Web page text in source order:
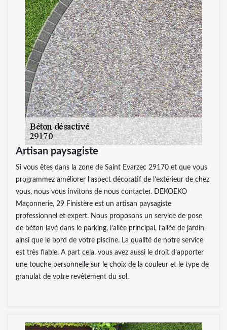
Artisan paysagiste
Si vous êtes dans la zone de Saint Evarzec 29170 et que vous
programmez améliorer l’aspect décoratif de l’extérieur de chez
vous, nous vous invitons de nous contacter. DEKOEKO
Maçonnerie, 29 Finistère est un artisan paysagiste
professionnel et expert. Nous proposons un service de pose
de béton lavé dans le parking, l’allée principal, l’allée de jardin
ainsi que le bord de votre piscine. La qualité de notre service
est très fiable. A part cela, vous avez aussi le droit d’apporter
une touche personnelle sur le choix de la couleur et le type de
granulat de votre revêtement du sol.